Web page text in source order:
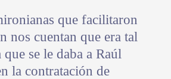
que facilitaron
nos cuentan que era tal
se le daba a Raúl
la contratación de